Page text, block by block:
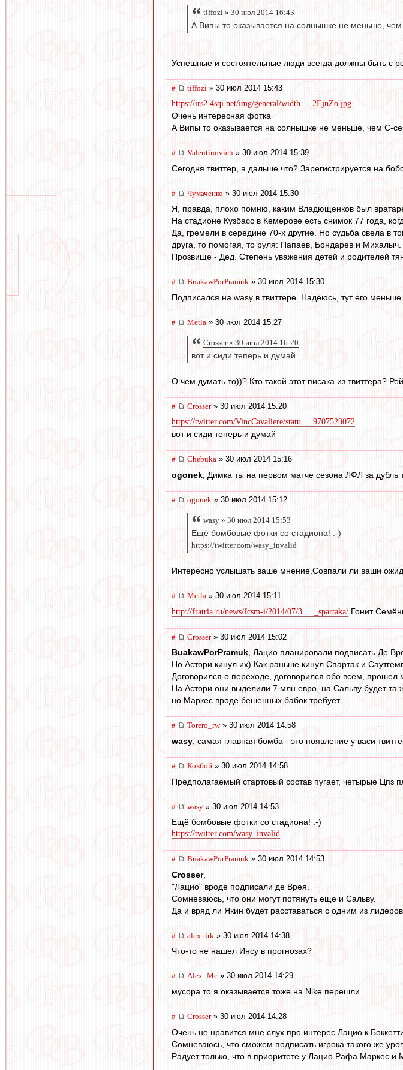
tiffozi » 30 июл 2014 16:43
А Випы то оказывается на солнышке не меньше, чем
Успешные и состоятельные люди всегда должны быть с
# tiffozi » 30 июл 2014 15:43
https://irs2.4sqi.net/img/general/width ... 2EjnZo.jpg
Очень интересная фотка
А Випы то оказывается на солнышке не меньше, чем С-
# Valentinovich » 30 июл 2014 15:39
Сегодня твиттер, а дальше что? Зарегистрируется на
# Чумаченко » 30 июл 2014 15:30
Я, правда, плохо помню, каким Владющенков был
На стадионе Кузбасс в Кемерове есть снимок 77 года,
Да, гремели в середине 70-х другие. Но судьба свела в
друга, то помогая, то руля: Папаев, Бондарев и
Прозвище - Дед. Степень уважения детей и родителей
# BuakawPorPramuk » 30 июл 2014 15:30
Подписался на wasy в твиттере. Надеюсь, тут его
# Metla » 30 июл 2014 15:27
Crosser » 30 июл 2014 16:20
вот и сиди теперь и думай
О чем думать то))? Кто такой этот писака из твиттера?
# Crosser» 30 июл 2014 15:20
https://twitter.com/VincCavaliere/statu ... 9707523072
вот и сиди теперь и думай
# Chebuka » 30 июл 2014 15:16
ogonek , Димка ты на первом матче сезона ЛФЛ за дубль
# ogonek » 30 июл 2014 15:12
wasy » 30 июл 2014 15:53
Ещё бомбовые фотки со стадиона! :-)
https://twitter.com/wasy_invalid
Интересно услышать ваше мнение.Совпали ли ваши
# Metla » 30 июл 2014 15:11
http://fratria.ru/news/fcsm-i/2014/07/3 ... _spartaka/ Гонит
# Crosser» 30 июл 2014 15:02
BuakawPorPramuk, Лацио планировали подписать Де
Но Астори кинул их) Как раньше кинул Спартак и
Договорился о переходе, договорился обо всем,
На Астори они выделили 7 млн евро, на Сальву будет та
но Маркес вроде бешенных бабок требует
# Torero_rw» 30 июл 2014 14:58
wasy , самая главная бомба - это появление у васи
# Ковбой » 30 июл 2014 14:58
Предполагаемый стартовый состав пугает, четырые
# wasy » 30 июл 2014 14:53
Ещё бомбовые фотки со стадиона! :-)
https://twitter.com/wasy_invalid
# BuakawPorPramuk » 30 июл 2014 14:53
Crosser,
"Лацио" вроде подписали де Врея.
Сомневаюсь, что они могут потянуть еще и Сальву.
Да и вряд ли Якин будет расставаться с одним из
# alex_irk » 30 июл 2014 14:38
Что-то не нашел Инсу в прогнозах?
# Alex_Mc » 30 июл 2014 14:29
мусора то я оказывается тоже на Nike перешли
# Crosser» 30 июл 2014 14:28
Очень не нравится мне слух про интерес Лацио к
Сомневаюсь, что сможем подписать игрока такого же
Радует только, что в приоритете у Лацио Рафа Маркес и